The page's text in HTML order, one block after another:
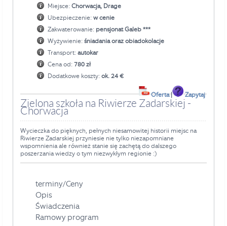
Miejsce:Chorwacja, Drage
Ubezpieczenie:w cenie
Zakwaterowanie: pensjonat Galeb***
Wyżywienie:śniadania oraz obiadokolacje
Transport:autokar
Cena od:780 zł
Dodatkowe koszty:ok. 24 €
Oferta| Zapytaj
Zielona szkoła na Riwierze Zadarskiej -
Chorwacja
Wycieczka do pięknych, pełnych niesamowitej historii miejsc na
Riwierze Zadarskiej przyniesie nie tylko niezapomniane
wspomnienia ale również stanie się zachętą do dalszego
poszerzania wiedzy o tym niezwykłym regionie :)
terminy/Ceny
Opis
Świadczenia
Ramowy program